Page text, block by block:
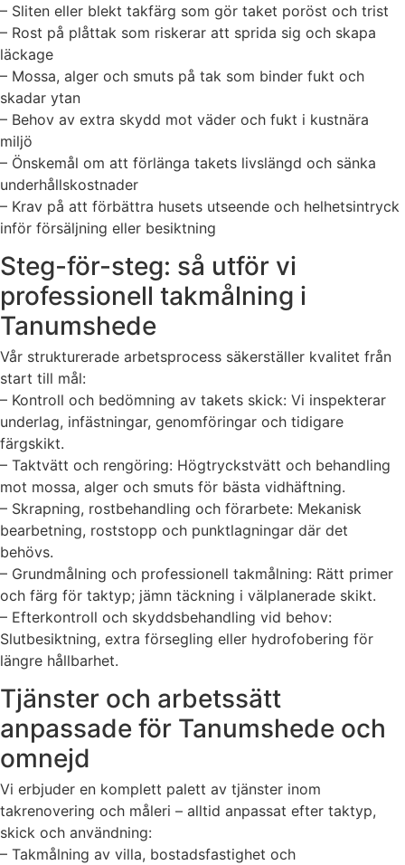
– Sliten eller blekt takfärg som gör taket poröst och trist
– Rost på plåttak som riskerar att sprida sig och skapa
läckage
– Mossa, alger och smuts på tak som binder fukt och
skadar ytan
– Behov av extra skydd mot väder och fukt i kustnära
miljö
– Önskemål om att förlänga takets livslängd och sänka
underhållskostnader
– Krav på att förbättra husets utseende och helhetsintryck
inför försäljning eller besiktning
Steg-för-steg: så utför vi
professionell takmålning i
Tanumshede
Vår strukturerade arbetsprocess säkerställer kvalitet från
start till mål:
– Kontroll och bedömning av takets skick: Vi inspekterar
underlag, infästningar, genomföringar och tidigare
färgskikt.
– Taktvätt och rengöring: Högtryckstvätt och behandling
mot mossa, alger och smuts för bästa vidhäftning.
– Skrapning, rostbehandling och förarbete: Mekanisk
bearbetning, roststopp och punktlagningar där det
behövs.
– Grundmålning och professionell takmålning: Rätt primer
och färg för taktyp; jämn täckning i välplanerade skikt.
– Efterkontroll och skyddsbehandling vid behov:
Slutbesiktning, extra försegling eller hydrofobering för
längre hållbarhet.
Tjänster och arbetssätt
anpassade för Tanumshede och
omnejd
Vi erbjuder en komplett palett av tjänster inom
takrenovering och måleri – alltid anpassat efter taktyp,
skick och användning:
– Takmålning av villa, bostadsfastighet och